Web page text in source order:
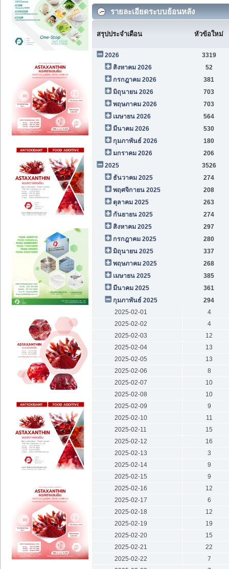
รายละเอียดระบบย้อนหลัง
สรุปประจำเดือน หัวข้อใหม่
2026
3319
สิงหาคม 2026
52
กรกฎาคม 2026
381
มิถุนายน 2026
703
พฤษภาคม 2026
703
เมษายน 2026
564
มีนาคม 2026
530
กุมภาพันธ์ 2026
180
มกราคม 2026
206
2025
3526
ธันวาคม 2025
274
พฤศจิกายน 2025
208
ตุลาคม 2025
263
กันยายน 2025
274
สิงหาคม 2025
297
กรกฎาคม 2025
280
มิถุนายน 2025
337
พฤษภาคม 2025
268
เมษายน 2025
385
มีนาคม 2025
361
กุมภาพันธ์ 2025
294
2025-02-01
4
2025-02-02
4
2025-02-03
12
2025-02-04
13
2025-02-05
13
2025-02-06
8
2025-02-07
10
2025-02-08
10
2025-02-09
9
2025-02-10
11
2025-02-11
15
2025-02-12
16
2025-02-13
3
2025-02-14
9
2025-02-15
9
2025-02-16
12
2025-02-17
6
2025-02-18
12
2025-02-19
19
2025-02-20
15
2025-02-21
22
2025-02-22
7